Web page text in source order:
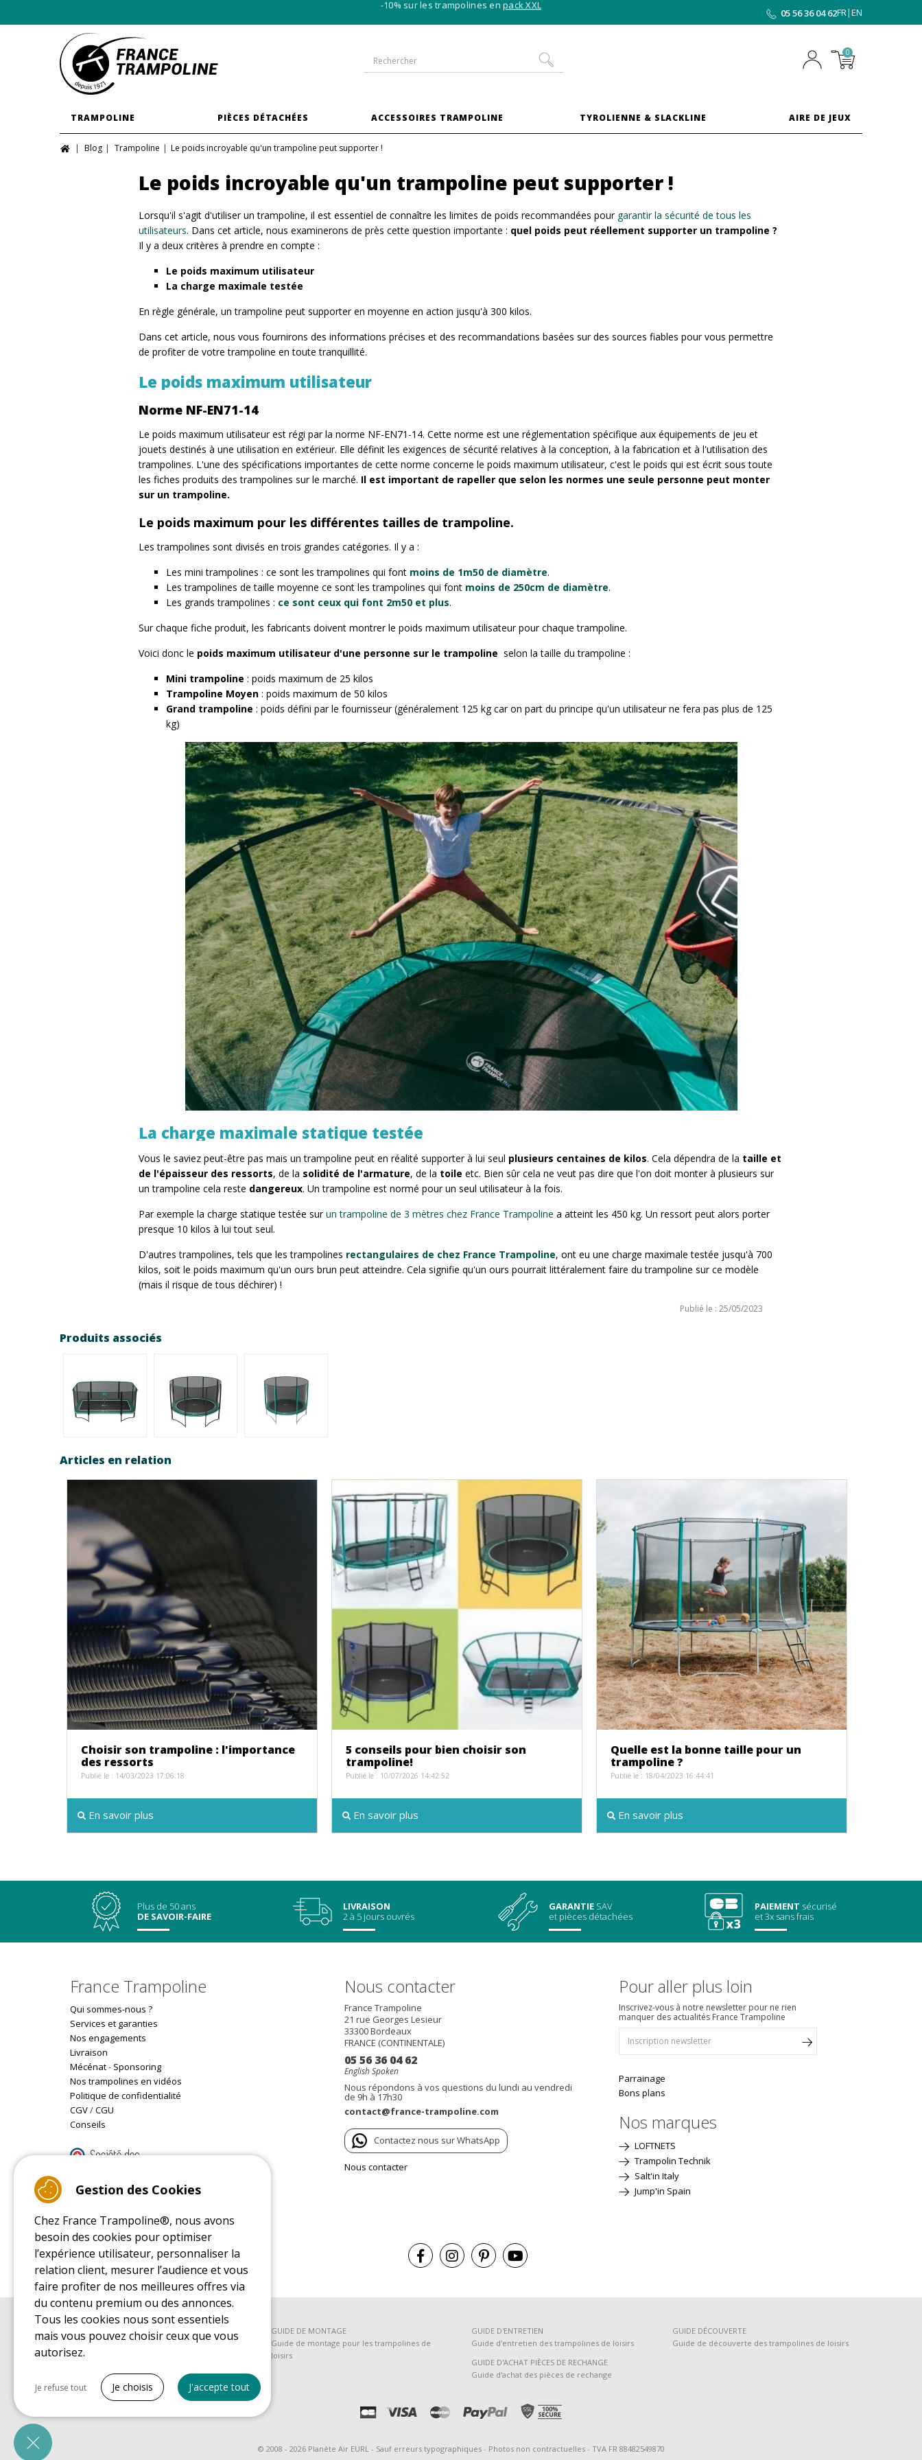
-10% sur les trampolines enpack XXL 05 56 36 04 62FR|EN
0
TRAMPOLINE PIÈCES DÉTACHÉES ACCESSOIRES TRAMPOLINE TYROLIENNE & SLACKLINE AIRE DE JEUX
Blog Trampoline Le poids incroyable qu'un trampoline peut supporter !
Le poids incroyable qu'un trampoline peut supporter !
Lorsqu'il s'agit d'utiliser un trampoline, il est essentiel de connaître les limites de poids recommandées pour garantir la sécurité de tous les
utilisateurs. Dans cet article, nous examinerons de près cette question importante : quel poids peut réellement supporter un trampoline ?
Il y a deux critères à prendre en compte :
Le poids maximum utilisateur
La charge maximale testée
En règle générale, un trampoline peut supporter en moyenne en action jusqu'à 300 kilos.
Dans cet article, nous vous fournirons des informations précises et des recommandations basées sur des sources fiables pour vous permettre
de profiter de votre trampoline en toute tranquillité.
Le poids maximum utilisateur
Norme NF-EN71-14
Le poids maximum utilisateur est régi par la norme NF-EN71-14. Cette norme est une réglementation spécifique aux équipements de jeu et
jouets destinés à une utilisation en extérieur. Elle définit les exigences de sécurité relatives à la conception, à la fabrication et à l'utilisation des
trampolines. L'une des spécifications importantes de cette norme concerne le poids maximum utilisateur, c'est le poids qui est écrit sous toute
les fiches produits des trampolines sur le marché. Il est important de rapeller que selon les normes une seule personne peut monter
sur un trampoline.
Le poids maximum pour les différentes tailles de trampoline.
Les trampolines sont divisés en trois grandes catégories. Il y a :
Les mini trampolines : ce sont les trampolines qui font moins de 1m50 de diamètre.
Les trampolines de taille moyenne ce sont les trampolines qui font moins de 250cm de diamètre.
Les grands trampolines : ce sont ceux qui font 2m50 et plus.
Sur chaque fiche produit, les fabricants doivent montrer le poids maximum utilisateur pour chaque trampoline.
Voici donc le poids maximum utilisateur d'une personne sur le trampoline selon la taille du trampoline :
Mini trampoline : poids maximum de 25 kilos
Trampoline Moyen : poids maximum de 50 kilos
Grand trampoline : poids défini par le fournisseur (généralement 125 kg car on part du principe qu'un utilisateur ne fera pas plus de 125
kg)
La charge maximale statique testée
Vous le saviez peut-être pas mais un trampoline peut en réalité supporter à lui seul plusieurs centaines de kilos. Cela dépendra de la taille et
de l'épaisseur des ressorts, de la solidité de l'armature, de la toile etc. Bien sûr cela ne veut pas dire que l'on doit monter à plusieurs sur
un trampoline cela reste dangereux. Un trampoline est normé pour un seul utilisateur à la fois.
Par exemple la charge statique testée surun trampoline de 3 mètres chez France Trampoline a atteint les 450 kg. Un ressort peut alors porter
presque 10 kilos à lui tout seul.
D'autres trampolines, tels que les trampolines rectangulaires de chez France Trampoline, ont eu une charge maximale testée jusqu'à 700
kilos, soit le poids maximum qu'un ours brun peut atteindre. Cela signifie qu'un ours pourrait littéralement faire du trampoline sur ce modèle
(mais il risque de tous déchirer) !
Publié le : 25/05/2023
Produits associés
Articles en relation
Choisir son trampoline : l'importance
des ressorts
Publié le : 14/03/2023 17:06:18
En savoir plus
5 conseils pour bien choisir son
trampoline!
Publié le : 10/07/2026 14:42:52
En savoir plus
Quelle est la bonne taille pour un
trampoline ?
Publié le : 18/04/2023 16:44:41
En savoir plus
Plus de 50 ans
DE SAVOIR-FAIRE
LIVRAISON
2 à 5 jours ouvrés
GARANTIE SAV
et pièces détachées
PAIEMENT sécurisé
et 3x sans frais
France Trampoline
Qui sommes-nous ?
Services et garanties
Nos engagements
Livraison
Mécénat- Sponsoring
Nos trampolines en vidéos
Politique de confidentialité
CGV/CGU
Conseils
9.4/10 (22077 reviews)
Read customer reviews
Nous contacter
France Trampoline
21 rue Georges Lesieur
33300Bordeaux
FRANCE (CONTINENTALE)
05 56 36 04 62
English Spoken
Nous répondons à vos questions du lundi au vendredi
de 9h à 17h30
contact@france-trampoline.com
Contactez nous sur WhatsApp
Nous contacter
Pour aller plus loin
Inscrivez-vous à notre newsletter pour ne rien
manquer des actualités France Trampoline
Parrainage
Bons plans
Nos marques
LOFTNETS
Trampolin Technik
Salt'in Italy
Jump'in Spain
Guide d'achat pour les trampolines de loisirs
GUIDE DE MONTAGE
Guide de montage pour les trampolines de
loisirs
GUIDE D'ENTRETIEN
Guide d'entretien des trampolines de loisirs
GUIDE DÉCOUVERTE
Guide de découverte des trampolines de loisirs
GUIDE D'ACHAT PIÈCES DE RECHANGE
Guide d'achat des pièces de rechange
© 2008 - 2026 Planète Air EURL - Sauf erreurs typographiques - Photos non contractuelles - TVA FR 88482549870
Gestion des Cookies
Chez France Trampoline®, nous avons
besoin des cookies pour optimiser
l’expérience utilisateur, personnaliser la
relation client, mesurer l’audience et vous
faire profiter de nos meilleures offres via
du contenu premium ou des annonces.
Tous les cookies nous sont essentiels
mais vous pouvez choisir ceux que vous
autorisez.
Cookies nécessaires
Je refuse tout Je choisis J'accepte tout